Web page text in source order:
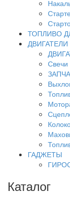
ТОПЛИВО
Свечи
ГАДЖЕТЫ
Каталог